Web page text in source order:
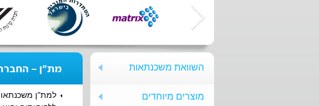
השוואת משכנתאות
מוצרים מיוחדים
מת"ן -